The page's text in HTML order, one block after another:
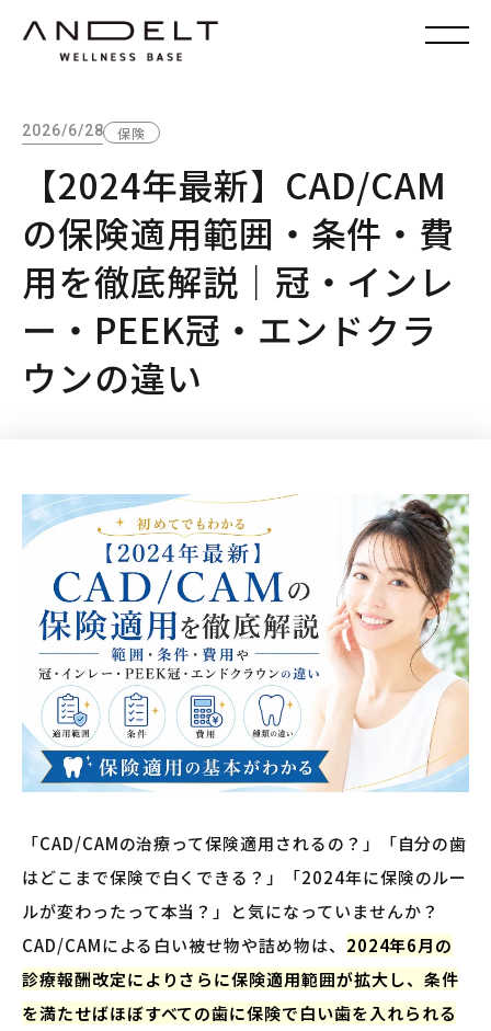
2026/6/28 保険
【2024年最新】CAD/CAM
の保険適用範囲・条件・費
用を徹底解説｜冠・インレ
ー・PEEK冠・エンドクラ
ウンの違い
「CAD/CAMの治療って保険適用されるの？」「自分の歯
はどこまで保険で白くできる？」「2024年に保険のルー
ルが変わったって本当？」と気になっていませんか？
CAD/CAMによる白い被せ物や詰め物は、 2024年6月の
診療報酬改定によりさらに保険適用範囲が拡大し、条件
を満たせばほぼすべての歯に保険で白い歯を入れられる